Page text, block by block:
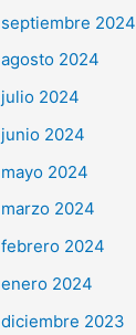
septiembre 2024
agosto 2024
julio 2024
junio 2024
mayo 2024
marzo 2024
febrero 2024
enero 2024
diciembre 2023